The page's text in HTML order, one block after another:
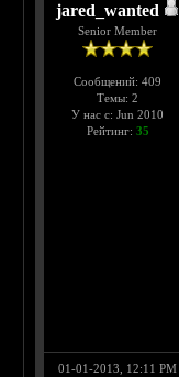
jared_wanted
Senior Member
Сообщений: 409
Темы: 2
У нас с: Jun 2010
Рейтинг: 35
01-01-2013, 12:11 PM